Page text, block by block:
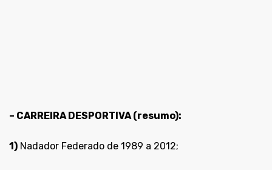
– CARREIRA DESPORTIVA(resumo):
1) Nadador Federado de 1989 a 2012;